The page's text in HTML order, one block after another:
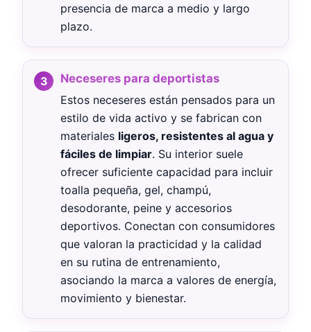
presencia de marca a medio y largo
plazo.
Neceseres para deportistas
Estos neceseres están pensados para un
estilo de vida activo y se fabrican con
materiales ligeros, resistentes al agua y
fáciles de limpiar. Su interior suele
ofrecer suficiente capacidad para incluir
toalla pequeña, gel, champú,
desodorante, peine y accesorios
deportivos. Conectan con consumidores
que valoran la practicidad y la calidad
en su rutina de entrenamiento,
asociando la marca a valores de energía,
movimiento y bienestar.